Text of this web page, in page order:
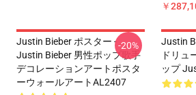
￥
Justin Bieber ポスター -
Justin Bieber 男性ポップ歌手
デコレーションアートポスタ
ーウォールアートAL2407
-20%
Justin
ドリュ
ップ